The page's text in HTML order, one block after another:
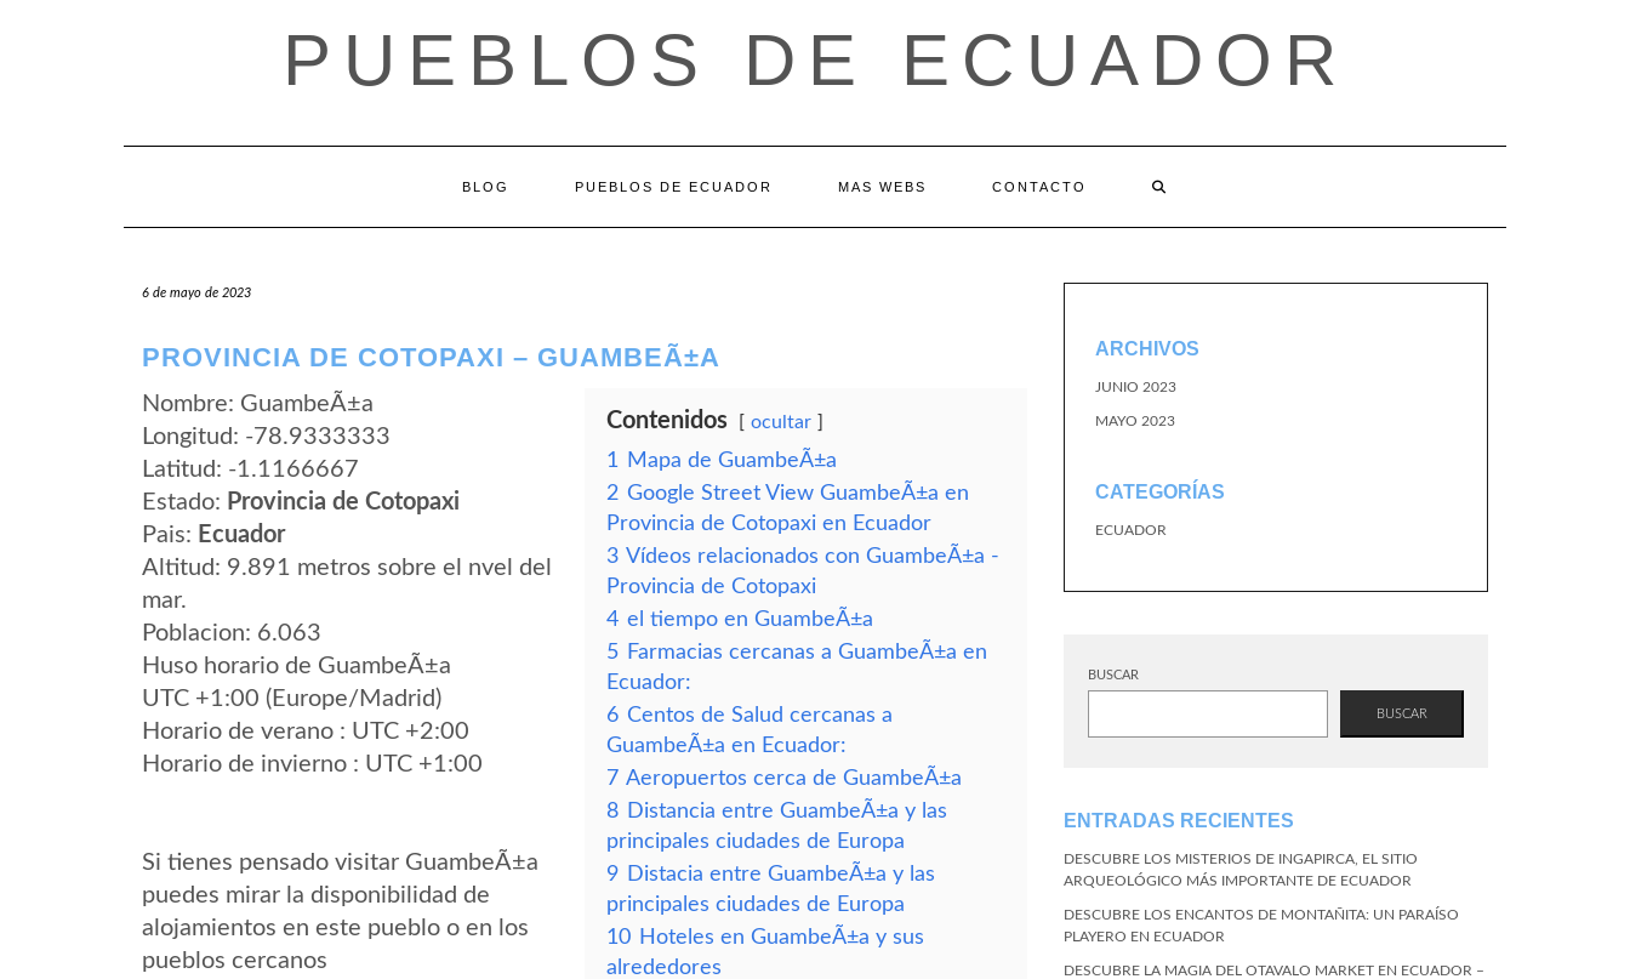
PUEBLOS DE ECUADOR
BLOG PUEBLOS DE ECUADOR MAS WEBS CONTACTO
6 de mayo de 2023
PROVINCIA DE COTOPAXI – GUAMBEÃ±A
Nombre: GuambeÃ±a
Longitud: -78.9333333
Latitud: -1.1166667
Estado: Provincia de Cotopaxi
Pais: Ecuador
Altitud: 9.891 metros sobre el nvel del
mar.
Poblacion: 6.063
Huso horario de GuambeÃ±a
UTC +1:00 (Europe/Madrid)
Horario de verano : UTC +2:00
Horario de invierno : UTC +1:00
Si tienes pensado visitar GuambeÃ±a
puedes mirar la disponibilidad de
alojamientos en este pueblo o en los
pueblos cercanos
Contenidos ocultar
1
Mapa de GuambeÃ±a
2 Google Street View GuambeÃ±a en
Provincia de Cotopaxi en Ecuador
3 Vídeos relacionados con GuambeÃ±a -
Provincia de Cotopaxi
4 el tiempo en GuambeÃ±a
5 Farmacias cercanas a GuambeÃ±a en
Ecuador:
6 Centos de Salud cercanas a
GuambeÃ±a en Ecuador:
7 Aeropuertos cerca de GuambeÃ±a
8 Distancia entre GuambeÃ±a y las
principales ciudades de Europa
9 Distacia entre GuambeÃ±a y las
principales ciudades de Europa
10 Hoteles en GuambeÃ±a y sus
alrededores
ARCHIVOS
JUNIO 2023
MAYO 2023
CATEGORÍAS
ECUADOR
BUSCAR
BUSCAR
ENTRADAS RECIENTES
DESCUBRE LOS MISTERIOS DE INGAPIRCA, EL SITIO
ARQUEOLÓGICO MÁS IMPORTANTE DE ECUADOR
DESCUBRE LOS ENCANTOS DE MONTAÑITA: UN PARAÍSO
PLAYERO EN ECUADOR
DESCUBRE LA MAGIA DEL OTAVALO MARKET EN ECUADOR –